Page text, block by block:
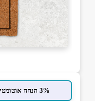
3% הנחה אוטומטית למשלמים בכרטיס המועדון